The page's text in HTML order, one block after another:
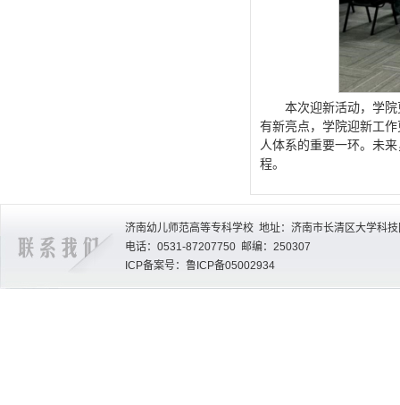
本次迎新活动，学
有新亮点，学院迎新工
人体系的重要一环。未
程。
济南幼儿师范高等专科学校 地址：济南市长清区大学科
电话：0531-87207750 邮编：250307
ICP备案号：鲁ICP备05002934